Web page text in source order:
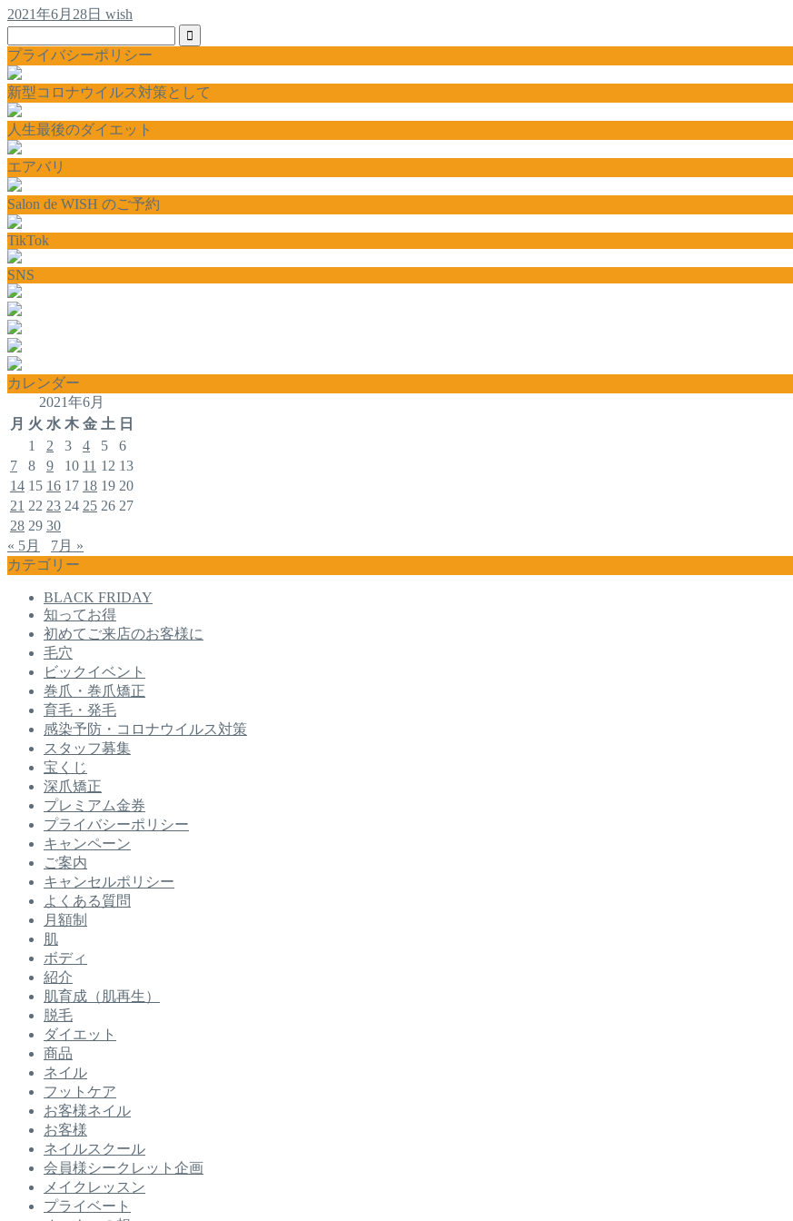
2021年6月28日 wish
プライバシーポリシー
新型コロナウイルス対策として
人生最後のダイエット
エアバリ
Salon de WISH のご予約
TikTok
SNS
カレンダー
2021年6月
月 火 水 木 金 土 日
1
2 3 4 5
6
7
8 9 10 11 12 13
14 15 16 17 18 19 20
21 22 23 24 25 26 27
28 29 30
« 5月
7月 »
カテゴリー
BLACK FRIDAY
知ってお得
初めてご来店のお客様に
毛穴
ビックイベント
巻爪・巻爪矯正
育毛・発毛
感染予防・コロナウイルス対策
スタッフ募集
宝くじ
深爪矯正
プレミアム金券
プライバシーポリシー
キャンペーン
ご案内
キャンセルポリシー
よくある質問
月額制
肌
ボディ
紹介
肌育成（肌再生）
脱毛
ダイエット
商品
ネイル
フットケア
お客様ネイル
お客様
ネイルスクール
会員様シークレット企画
メイクレッスン
プライベート